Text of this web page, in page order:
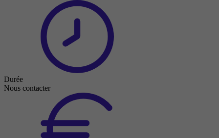
Durée
Nous contacter